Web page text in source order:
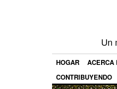
Un
HOGAR ACERCA
CONTRIBUYENDO